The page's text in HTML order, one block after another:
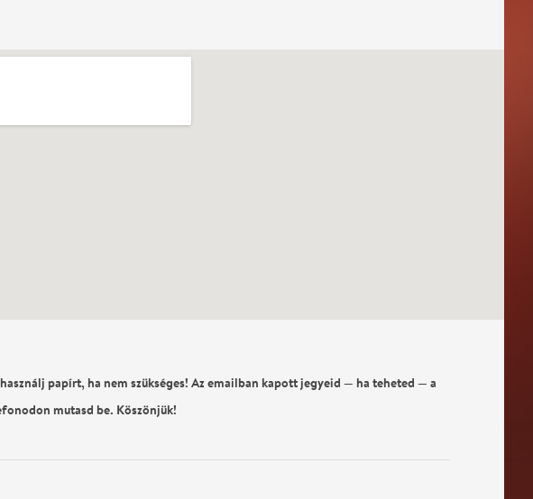
papírt, ha nem szükséges! Az emailban kapott jegyeid — ha teheted — a
mutasd be. Köszönjük!